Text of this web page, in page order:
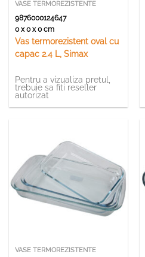
VASE TERMOREZISTENTE
9876000124647
0 x 0 x 0 cm
Vas termorezistent oval cu
capac 2.4 L, Simax
Pentru a vizualiza pretul,
trebuie sa fiti reseller
autorizat
VASE TERMOREZISTENTE